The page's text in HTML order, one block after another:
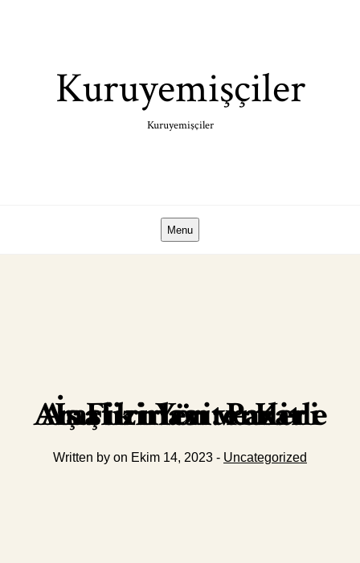
Kuruyemişçiler
Kuruyemişçiler
Menu
İş Fikirleri: Pazar Araştırması ve Kitle Analizi Yöntemleri
Written by on Ekim 14, 2023 - Uncategorized